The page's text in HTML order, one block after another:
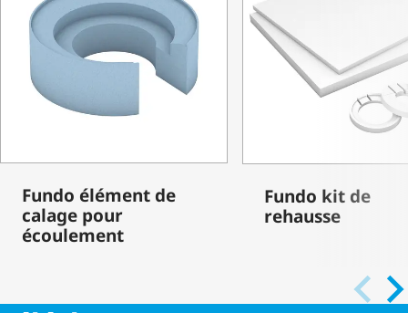
Fundo élément de
calage pour
écoulement
Fundo kit de
rehausse